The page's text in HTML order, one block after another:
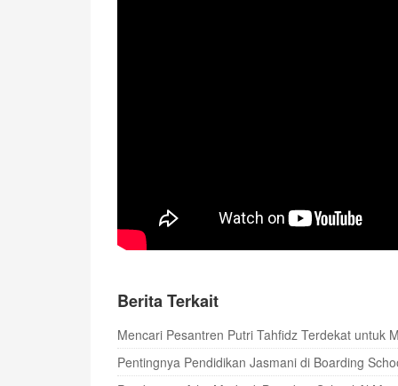
Berita Terkait
Mencari Pesantren Putri Tahfidz Terdekat untuk
Pentingnya Pendidikan Jasmani di Boarding